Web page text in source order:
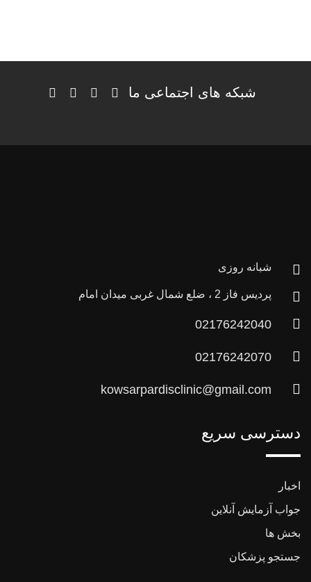
شبکه های اجتماعی ما
شبانه روزی
پردیس فاز 2 ، ضلع شمال غربی میدان امام
02176242040
02176242070
kowsarpardisclinic@gmail.com
دسترسی سریع
اخبار
جواب آزمایش آنلاین
بخش ها
جستجو پزشکان